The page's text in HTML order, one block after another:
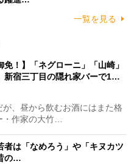
一覧を見る
免！】「ネグローニ」「山崎」
新宿三丁目の隠れ家バーで1…
、昼から飲むお酒にはまた格
作家の大竹…
者は「なめろう」や「キヌカツ
の…